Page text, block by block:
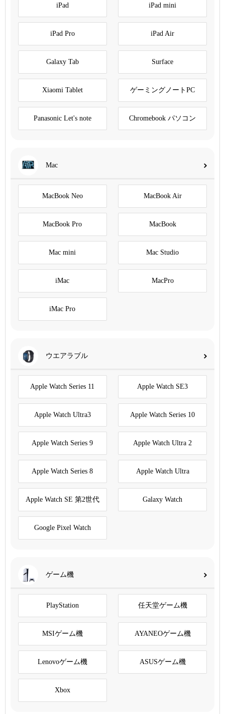
iPad iPad mini
iPad Pro iPad Air
Galaxy Tab Surface
Xiaomi Tablet ゲーミングノートPC
Panasonic Let's note Chromebook パソコン
Mac
MacBook Neo MacBook Air
MacBook Pro MacBook
Mac mini Mac Studio
iMac MacPro
iMac Pro
ウエアラブル
Apple Watch Series 11 Apple Watch SE3
Apple Watch Ultra3 Apple Watch Series 10
Apple Watch Series 9 Apple Watch Ultra 2
Apple Watch Series 8 Apple Watch Ultra
Apple Watch SE 第2世代 Galaxy Watch
Google Pixel Watch
ゲーム機
PlayStation 任天堂ゲーム機
MSIゲーム機 AYANEOゲーム機
Lenovoゲーム機 ASUSゲーム機
Xbox